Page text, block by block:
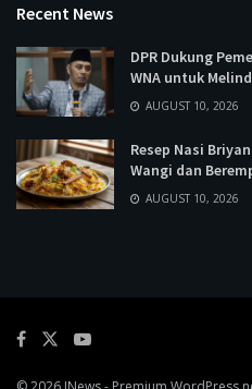
Recent News
DPR Dukung
WNA untuk
AUGUST 10, 2026
Resep Nasi
Wangi dan
AUGUST 10, 2026